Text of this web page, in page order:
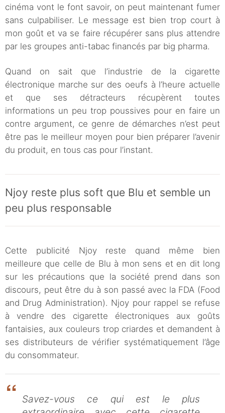
cinéma vont le font savoir, on peut maintenant fumer
sans culpabiliser. Le message est bien trop court à
mon goût et va se faire récupérer sans plus attendre
par les groupes anti-tabac financés par big pharma.
Quand on sait que l’industrie de la cigarette
électronique marche sur des oeufs à l’heure actuelle
et que ses détracteurs récupèrent toutes
informations un peu trop poussives pour en faire un
contre argument, ce genre de démarches n’est peut
être pas le meilleur moyen pour bien préparer l’avenir
du produit, en tous cas pour l’instant.
Njoy reste plus soft que Blu et semble un
peu plus responsable
Cette publicité Njoy reste quand même bien
meilleure que celle de Blu à mon sens et en dit long
sur les précautions que la société prend dans son
discours, peut être du à son passé avec la FDA (Food
and Drug Administration). Njoy pour rappel se refuse
à vendre des cigarette électroniques aux goûts
fantaisies, aux couleurs trop criardes et demandent à
ses distributeurs de vérifier systématiquement l’âge
du consommateur.
Savez-vous ce qui est le plus